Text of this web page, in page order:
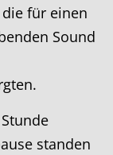
für einen
Sound
standen